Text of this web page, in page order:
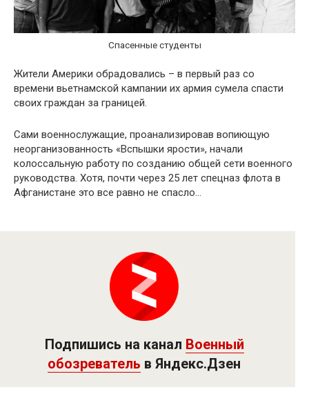
Спасенные студенты
Жители Америки обрадовались – в первый раз со
времени вьетнамской кампании их армия сумела спасти
своих граждан за границей.
Сами военнослужащие, проанализировав вопиющую
неорганизованность «Вспышки ярости», начали
колоссальную работу по созданию общей сети военного
руководства. Хотя, почти через 25 лет спецназ флота в
Афганистане это все равно не спасло…
Подпишись на канал Военный
обозреватель в Яндекс.Дзен